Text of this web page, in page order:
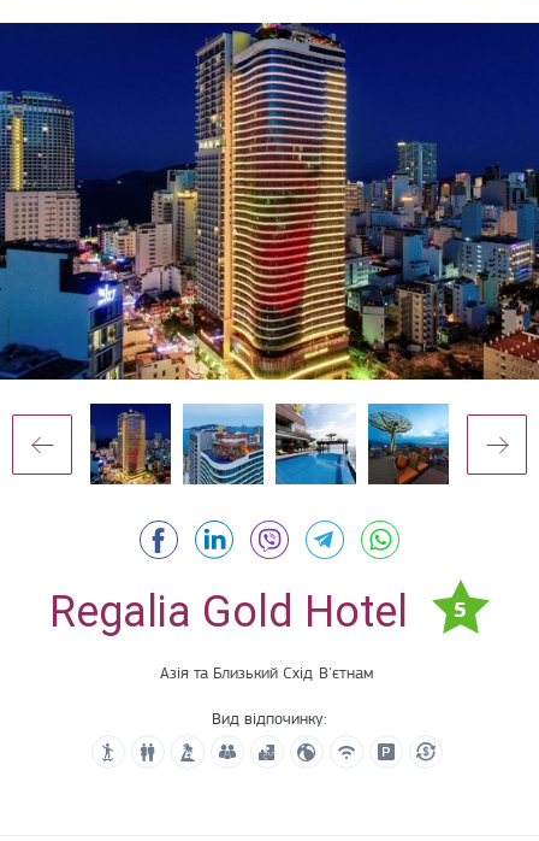
Regalia Gold Hotel 5
Азія та Близький Схід В'єтнам
Вид відпочинку: